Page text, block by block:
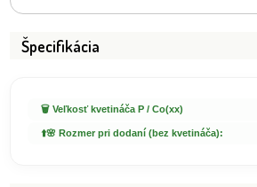
Špecifikácia
🗑️ Veľkosť kvetináča P / Co(xx)
⬆️🌸 Rozmer pri dodaní (bez kvetináča):